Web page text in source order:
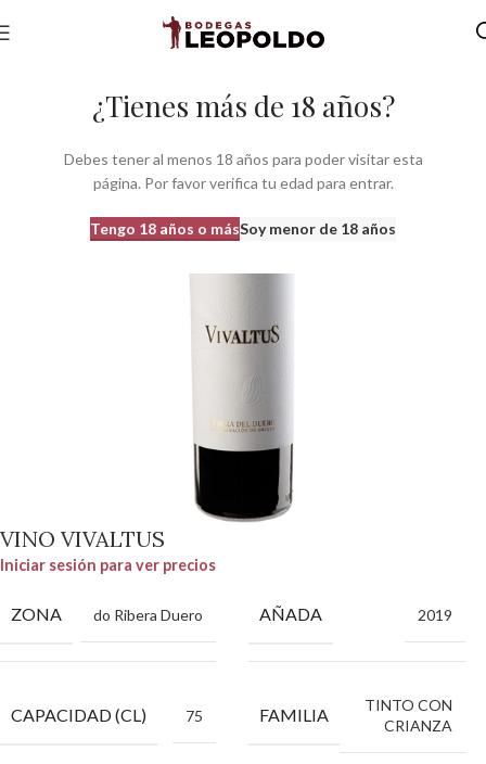
¿Tienes más de 18 años?
Debes tener al menos 18 años para poder visitar esta
página. Por favor verifica tu edad para entrar.
Tengo 18 años o másSoy menor de 18 años
Inicio Bodegas Castilla León Bodegas do Ribera Duero
VINO VIVALTUS
Iniciar sesión para ver precios
ZONA do Ribera Duero AÑADA 2019
CAPACIDAD (CL) 75 FAMILIA
TINTO CON
CRIANZA